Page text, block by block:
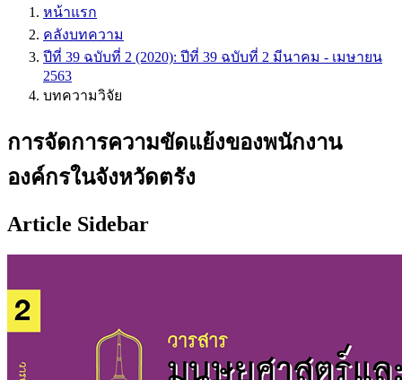
หน้าแรก
คลังบทความ
ปีที่ 39 ฉบับที่ 2 (2020): ปีที่ 39 ฉบับที่ 2 มีนาคม - เมษายน
2563
บทความวิจัย
การจัดการความขัดแย้งของพนักงาน
องค์กรในจังหวัดตรัง
Article Sidebar